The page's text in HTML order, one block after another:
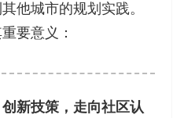
他城市的规划实践。
要意义：
新技策，走向社区认